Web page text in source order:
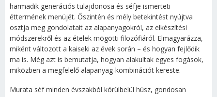
harmadik generációs tulajdonosa és séfje ismerteti
éttermének menüjét. Őszintén és mély betekintést nyújtva
osztja meg gondolatait az alapanyagokról, az elkészítési
módszerekről és az ételek mögötti filozófiáról. Elmagyarázza,
miként változott a kaiseki az évek során – és hogyan fejlődik
ma is. Még azt is bemutatja, hogyan alakultak egyes fogások,
miközben a megfelelő alapanyag-kombinációt kereste.
Murata séf minden évszakból körülbelül húsz, gondosan